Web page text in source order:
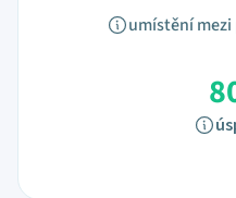
umístění